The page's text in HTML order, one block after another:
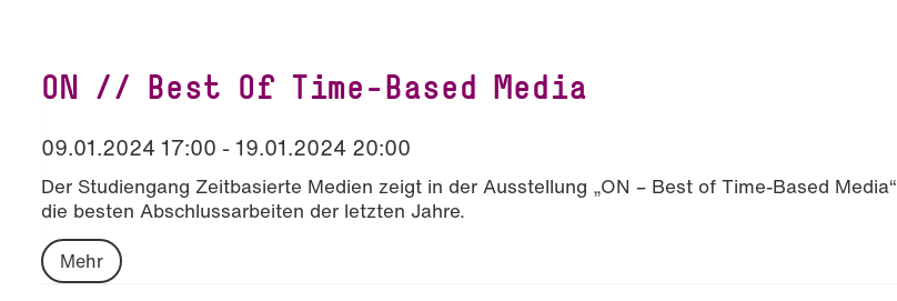
ON // Best Of Time-Based Media
09.01.2024 17:00 - 19.01.2024 20:00
Der Studiengang Zeitbasierte Medien zeigt in der Ausstellung „ON – Best of Time-Based Media“
die besten Abschlussarbeiten der letzten Jahre.
Mehr